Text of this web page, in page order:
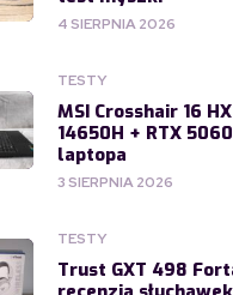
4 SIERPNIA 2026
TESTY
MSI Crosshair 16
14650H + RTX
laptopa
3 SIERPNIA 2026
TESTY
Trust GXT 498